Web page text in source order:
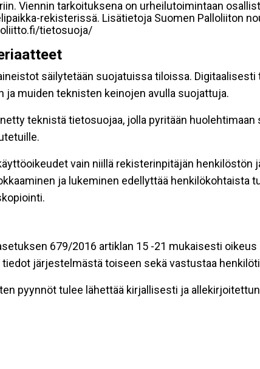
Viennin tarkoituksena on urheilutoimintaan
rekisterissä. Lisätietoja Suomen Palloliiton
tietosuoja/
säilytetään suojatuissa tiloissa.
ja muiden teknisten keinojen avulla suojattuja.
teknistä tietosuojaa, jolla pyritään
vain niillä rekisterinpitäjän
ja lukeminen edellyttää henkilökohtaista
679/2016 artiklan 15 -21 mukaisesti
tiedot järjestelmästä toiseen sekä vastustaa
pyynnöt tulee lähettää kirjallisesti ja